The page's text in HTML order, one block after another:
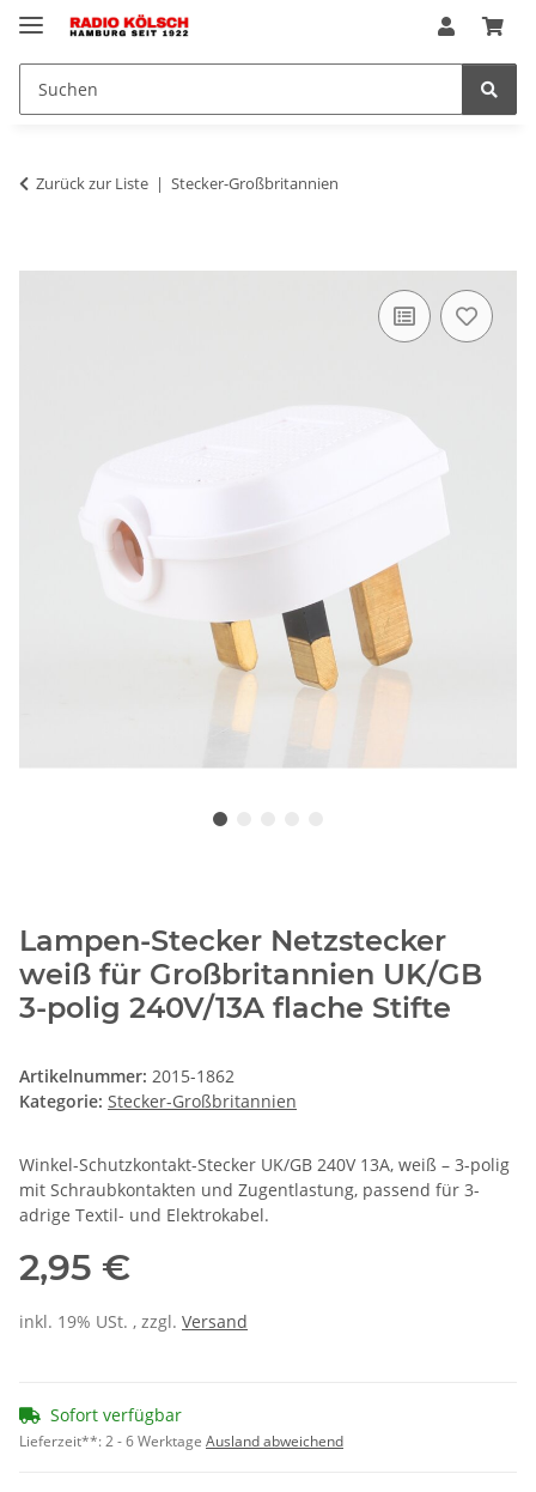
Zurück zur Liste Stecker-Großbritannien
Lampen-Stecker Netzstecker
weiß für Großbritannien UK/GB
3-polig 240V/13A flache Stifte
Artikelnummer: 2015-1862
Kategorie: Stecker-Großbritannien
Winkel-Schutzkontakt-Stecker UK/GB 240V 13A, weiß – 3-polig
mit Schraubkontakten und Zugentlastung, passend für 3-
adrige Textil- und Elektrokabel.
2,95 €
inkl. 19% USt. , zzgl. Versand
Sofort verfügbar
Lieferzeit**:2 - 6 Werktage Ausland abweichend